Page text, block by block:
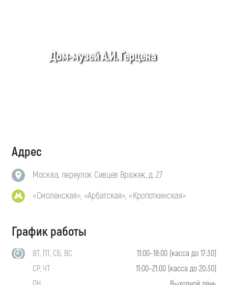
Дом-музей А.И. Герцена
Адрес
Москва, переулок Сивцев Вражек, д. 27
«Смоленская», «Арбатская», «Кропоткинская»
График работы
ВТ, ПТ, СБ, ВС
11:00–18:00 (касса до 17:30)
СР, ЧТ
11:00–21:00 (касса до 20:30)